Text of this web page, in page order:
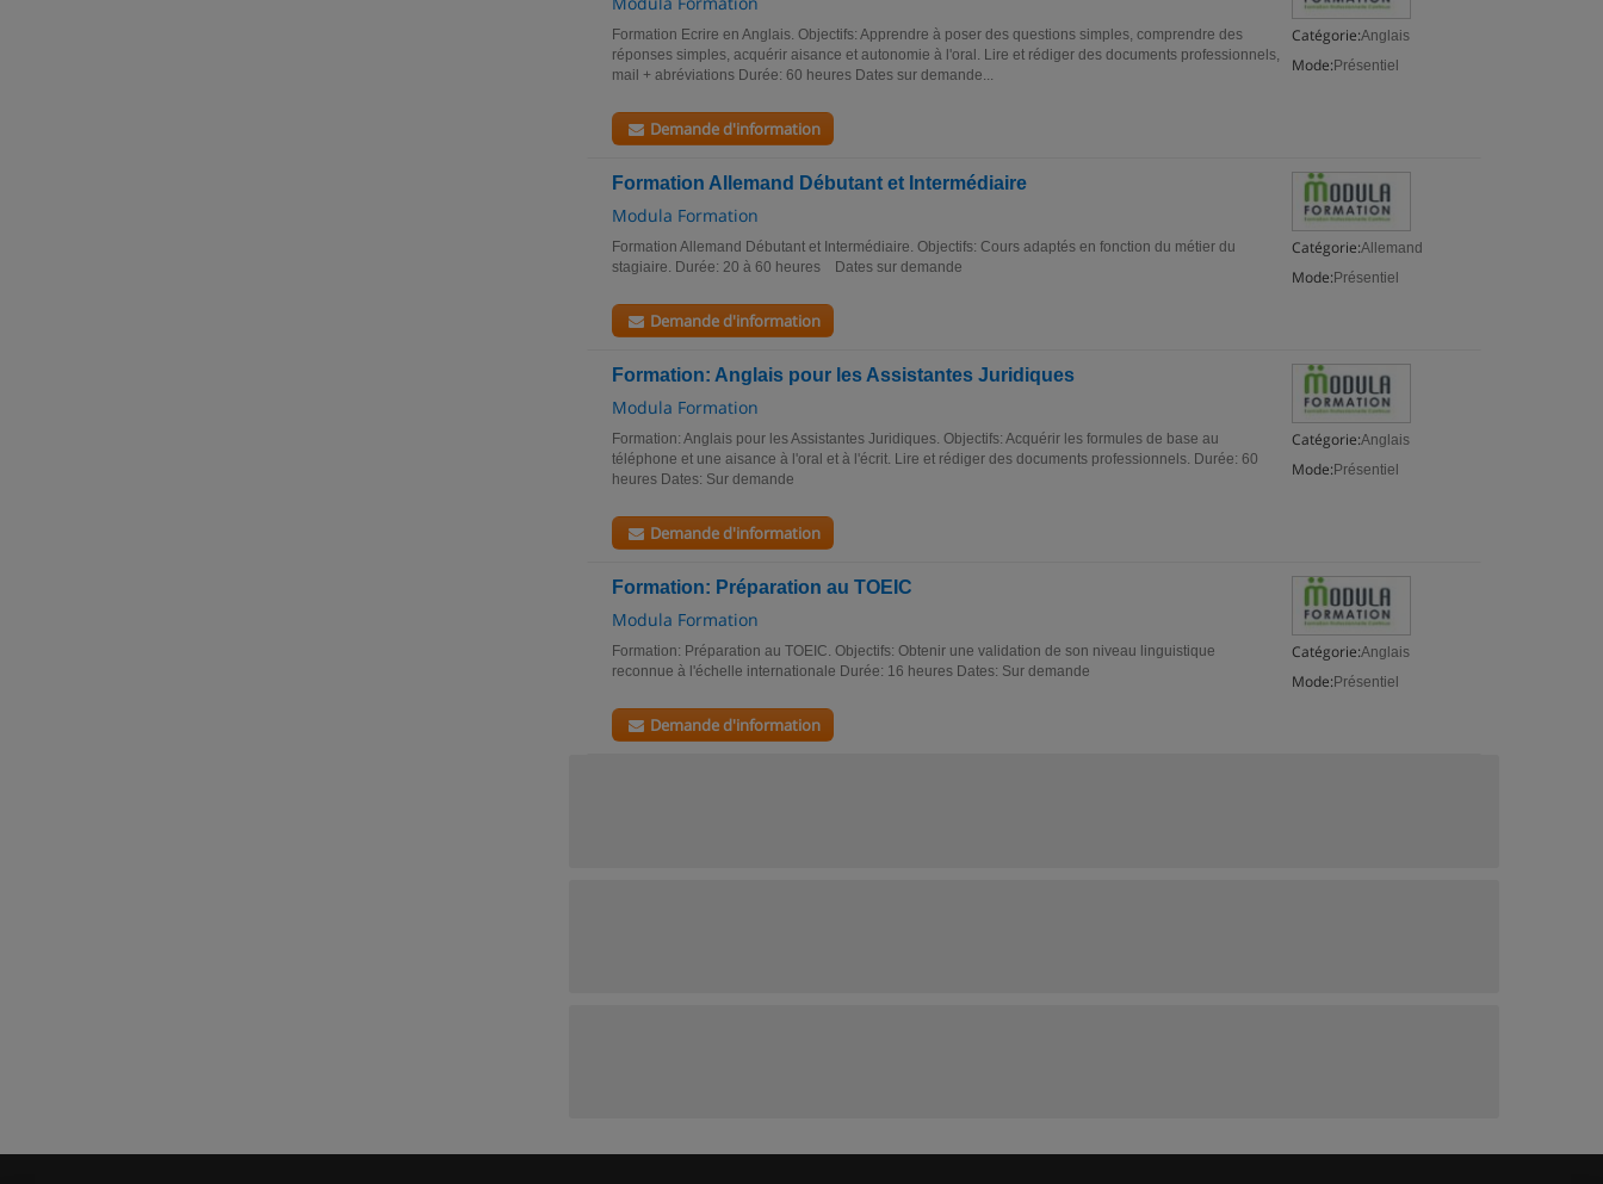
Catégorie:Anglais
Mode: Présentiel
Formation Ecrire en Anglais. Objectifs: Apprendre à poser des questions simples, comprendre des
réponses simples, acquérir aisance et autonomie à l'oral. Lire et rédiger des documents professionnels,
mail + abréviations Durée: 60 heures Dates sur demande...
Demande d'information
Formation Allemand Débutant et Intermédiaire
Modula Formation
Catégorie:Allemand
Mode: Présentiel
Formation Allemand Débutant et Intermédiaire. Objectifs: Cours adaptés en fonction du métier du
stagiaire. Durée: 20 à 60 heures Dates sur demande
Demande d'information
Formation: Anglais pour les Assistantes Juridiques
Modula Formation
Catégorie:Anglais
Mode: Présentiel
Formation: Anglais pour les Assistantes Juridiques. Objectifs: Acquérir les formules de base au
téléphone et une aisance à l'oral et à l'écrit. Lire et rédiger des documents professionnels. Durée: 60
heures Dates: Sur demande
Demande d'information
Formation: Préparation au TOEIC
Modula Formation
Catégorie:Anglais
Mode: Présentiel
Formation: Préparation au TOEIC. Objectifs: Obtenir une validation de son niveau linguistique
reconnue à l'échelle internationale Durée: 16 heures Dates: Sur demande
Demande d'information